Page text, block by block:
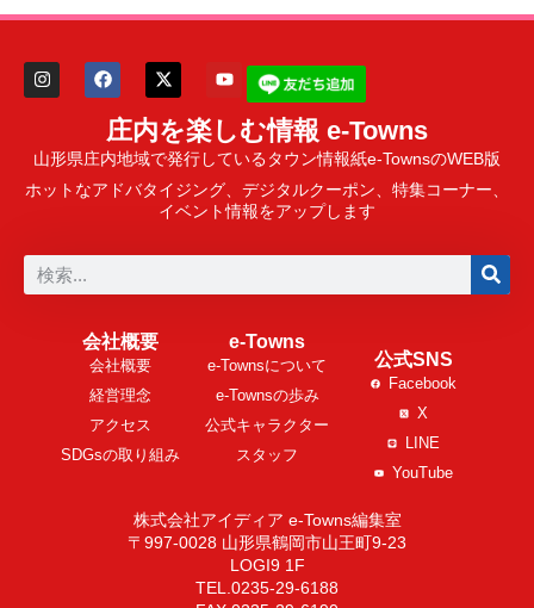
庄内を楽しむ情報 e-Towns
山形県庄内地域で発行しているタウン情報紙e-TownsのWEB版
ホットなアドバタイジング、デジタルクーポン、特集コーナー、
イベント情報をアップします
会社概要
会社概要
経営理念
アクセス
SDGsの取り組み
e-Towns
e-Townsについて
e-Townsの歩み
公式キャラクター
スタッフ
公式SNS
Facebook
X
LINE
YouTube
株式会社アイディア e-Towns編集室
〒997-0028 山形県鶴岡市山王町9-23
LOGI9 1F
TEL.0235-29-6188